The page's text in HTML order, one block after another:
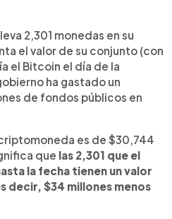
2,301 monedas en su
el valor de su conjunto (con
el Bitcoin el día de la
ha gastado un
de fondos públicos en
es de $30,744
que las 2,301 que el
la fecha tienen un valor
decir, $34 millones menos